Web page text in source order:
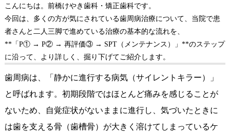
こんにちは。前橋けやき歯科・矯正歯科です。
今回は、多くの方が気にされている歯周病治療について、当院で患
者さんと二人三脚で進めている治療の基本的な流れを、
**「P① → P② → 再評価③ → SPT（メンテナンス）」**のステップ
に沿って、より詳しく、掘り下げてご紹介します。
歯周病は、「静かに進行する病気（サイレントキラー）」
と呼ばれます。初期段階ではほとんど痛みを感じることが
ないため、自覚症状がないままに進行し、気づいたときに
は歯を支える骨（歯槽骨）が大きく溶けてしまっているケ